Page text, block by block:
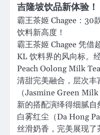
吉隆坡饮品新体验！
霸王茶姬 Chagee：30
饮料新高度！
霸王茶姬 Chagee 凭借
KL 饮料界的风向标。
Peach Oolong Milk
清甜完美融合，层次
（Jasmine Green
新的搭配演绎得细腻
白雾红尘（Da Hong
丝滑奶香，完美展现了